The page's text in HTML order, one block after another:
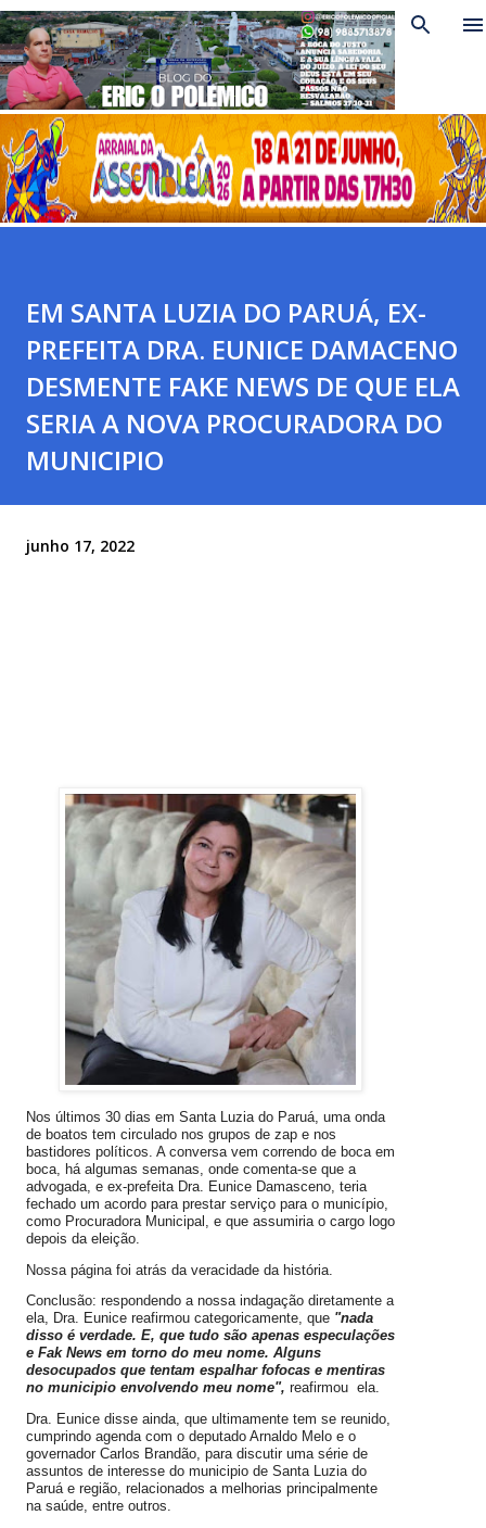
Pular para o conteúdo principal
EM SANTA LUZIA DO PARUÁ, EX-
PREFEITA DRA. EUNICE DAMACENO
DESMENTE FAKE NEWS DE QUE ELA
SERIA A NOVA PROCURADORA DO
MUNICIPIO
junho 17, 2022
Nos últimos 30 dias em Santa Luzia do Paruá, uma onda
de boatos tem circulado nos grupos de zap e nos
bastidores políticos. A conversa vem correndo de boca em
boca, há algumas semanas, onde comenta-se que a
advogada, e ex-prefeita Dra. Eunice Damasceno, teria
fechado um acordo para prestar serviço para o município,
como Procuradora Municipal, e que assumiria o cargo logo
depois da eleição.
Nossa página foi atrás da veracidade da história.
Conclusão: respondendo a nossa indagação diretamente a
ela, Dra. Eunice reafirmou categoricamente, que "nada
disso é verdade. E, que tudo são apenas especulações
e Fak News em torno do meu nome. Alguns
desocupados que tentam espalhar fofocas e mentiras
no municipio envolvendo meu nome", reafirmou ela.
Dra. Eunice disse ainda, que ultimamente tem se reunido,
cumprindo agenda com o deputado Arnaldo Melo e o
governador Carlos Brandão, para discutir uma série de
assuntos de interesse do municipio de Santa Luzia do
Paruá e região, relacionados a melhorias principalmente
na saúde, entre outros.